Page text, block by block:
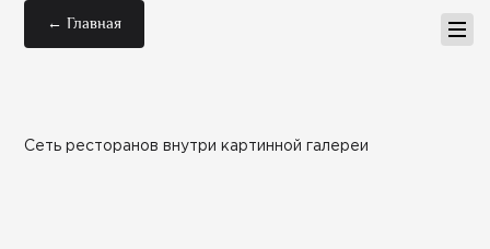
← Главная
Сеть ресторанов внутри картинной галереи